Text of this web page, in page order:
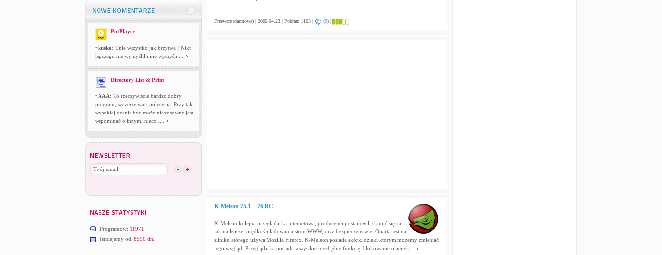
PotPlayer
~kuśka: Tnie wszystko jak brzytwa ! Nikt
lepszego nie wymyślił i nie wymyśli ...
Directory List & Print
~AAA: To rzeczywiście bardzo dobry
program, szczerze wart polecenia. Przy tak
wysokiej ocenie być może niestosowne jest
wspominać o innym, nieco l...
Programów: 11971
Istniejemy od: 8590 dni
Freeware (darmowa) | 2006.04.23 | Pobrań: 1163 | (0)|
K-Meleon 75.1 + 76 RC
K-Meleon kolejna przeglądarka internetowa, producenci postanowili skupić się na
jak najlepszej prędkości ładowania stron WWW, oraz bezpieczeństwie. Oparta jest na
silniku którego używa Mozilla Firefox. K-Meleon posiada skórki dzięki którym możemy zmieniać
jego wygląd. Przeglądarka posiada wszystkie niezbędne funkcję: blokowanie okienek,...